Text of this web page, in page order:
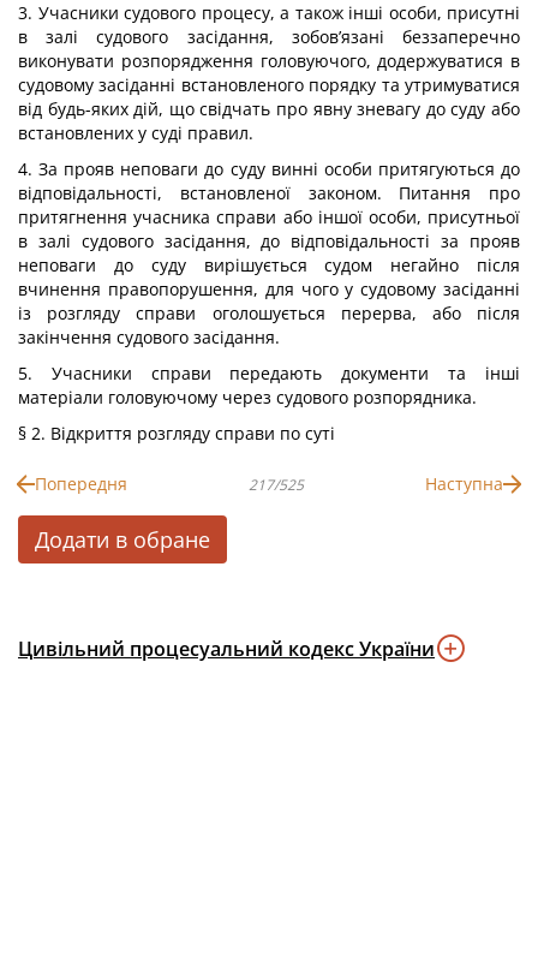
3. Учасники судового процесу, а також інші особи, присутні
в залі судового засідання, зобов’язані беззаперечно
виконувати розпорядження головуючого, додержуватися в
судовому засіданні встановленого порядку та утримуватися
від будь-яких дій, що свідчать про явну зневагу до суду або
встановлених у суді правил.
4. За прояв неповаги до суду винні особи притягуються до
відповідальності, встановленої законом. Питання про
притягнення учасника справи або іншої особи, присутньої
в залі судового засідання, до відповідальності за прояв
неповаги до суду вирішується судом негайно після
вчинення правопорушення, для чого у судовому засіданні
із розгляду справи оголошується перерва, або після
закінчення судового засідання.
5. Учасники справи передають документи та інші
матеріали головуючому через судового розпорядника.
§ 2. Відкриття розгляду справи по суті
Попередня 217/525 Наступна
Додати в обране
Цивільний процесуальний кодекс України